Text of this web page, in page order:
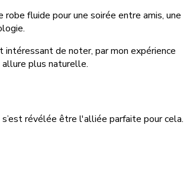
fluide pour une soirée entre amis, une
de noter, par mon expérience
plus naturelle.
révélée être l'alliée parfaite pour cela.